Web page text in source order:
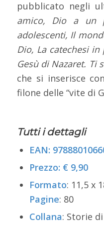
pubblicato negli
amico, Dio a un
adolescenti, Il
Dio, La catechesi
Gesù di Nazaret. Ti
che si inserisce
filone delle “vite di
Tutti i dettagli
EAN:
Prezzo: € 9,90
Formato: 11,5 x
Pagine: 80
Collana: Storie